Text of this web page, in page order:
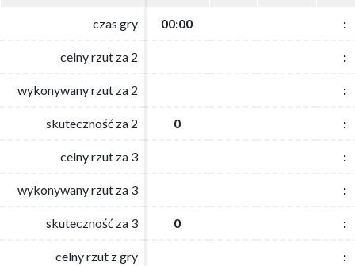
czas gry 00:00 :
celny rzut za 2 :
wykonywany rzut za 2 :
skuteczność za 2 0 :
celny rzut za 3 :
wykonywany rzut za 3 :
skuteczność za 3 0 :
celny rzut z gry :
czas gry 00:00 :
celny rzut za 2 :
wykonywany rzut za 2 :
skuteczność za 2 0 :
celny rzut za 3 :
wykonywany rzut za 3 :
skuteczność za 3 0 :
celny rzut z gry :